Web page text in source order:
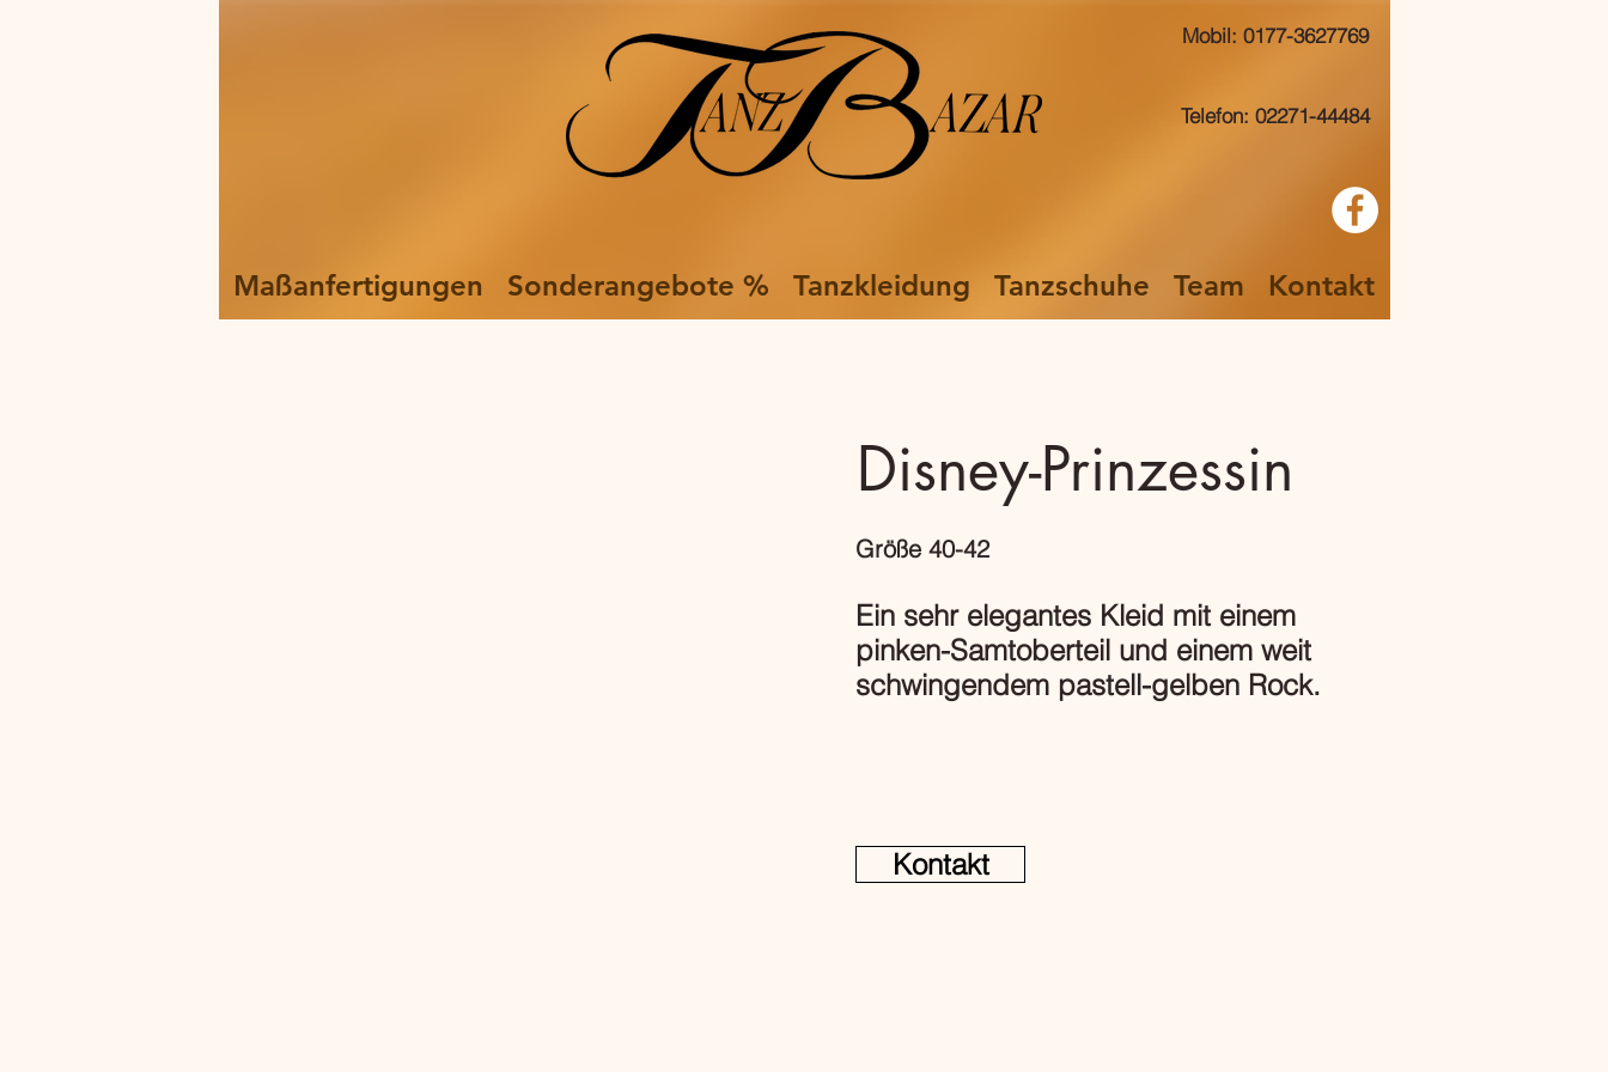
Telefon: 02271-44484
Maßanfertigungen Sonderangebote % Tanzkleidung Tanzschuhe Team Kontakt
Mobil: 0177-3627769
Größe 40-42
Ein sehr elegantes Kleid mit einem
pinken-Samtoberteil und einem weit
schwingendem pastell-gelben Rock.
Disney-Prinzessin
Kontakt